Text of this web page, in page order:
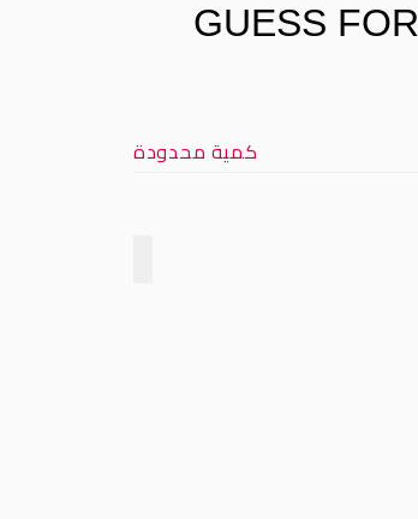
GUESS
كمية محدودة